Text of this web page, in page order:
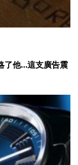
了他…這支廣告震